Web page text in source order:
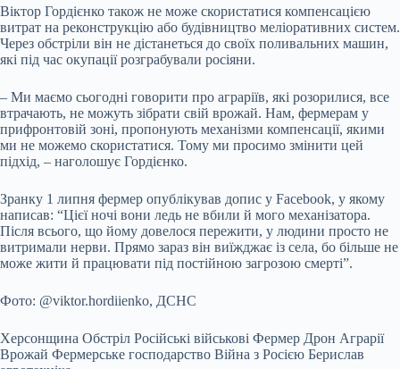
Віктор Гордієнко також не може скористатися компенсацією
витрат на реконструкцію або будівництво меліоративних систем.
Через обстріли він не дістанеться до своїх поливальних машин,
які під час окупації розграбували росіяни.
– Ми маємо сьогодні говорити про аграріїв, які розорилися, все
втрачають, не можуть зібрати свій врожай. Нам, фермерам у
прифронтовій зоні, пропонують механізми компенсації, якими
ми не можемо скористатися. Тому ми просимо змінити цей
підхід, – наголошує Гордієнко.
Зранку 1 липня фермер опублікував допис у Facebook, у якому
написав: “Цієї ночі вони ледь не вбили й мого механізатора.
Після всього, що йому довелося пережити, у людини просто не
витримали нерви. Прямо зараз він виїжджає із села, бо більше не
може жити й працювати під постійною загрозою смерті”.
Фото: @viktor.hordiienko, ДСНС
Херсонщина Обстріл Російські військові Фермер Дрон Аграрії
Врожай Фермерське господарство Війна з Росією Берислав